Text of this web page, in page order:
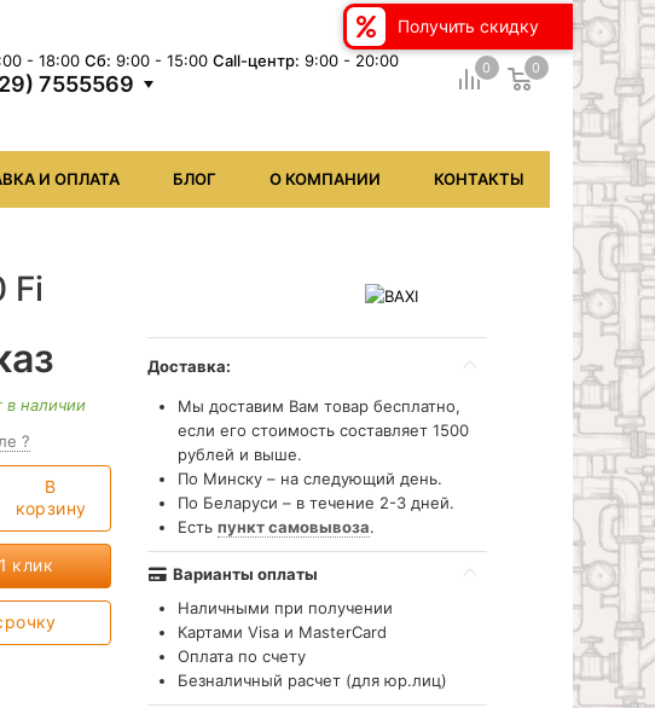
- 18:00 Сб: 9:00 - 15:00 Сall-центр: 9:00 - 20:00
7555569
XXX
И ОПЛАТА БЛОГ О КОМПАНИИ КОНТАКТЫ
0 0
Fi
в наличии
?
В
корзину
клик
Доставка:
Мы доставим Вам товар бесплатно,
если его стоимость составляет 1500
рублей и выше.
По Минску – на следующий день.
По Беларуси – в течение 2-3 дней.
Есть пункт самовывоза.
Варианты оплаты
Наличными при получении
Картами Visa и MasterCard
Оплата по счету
Безналичный расчет (для юр.лиц)
Получить скидку